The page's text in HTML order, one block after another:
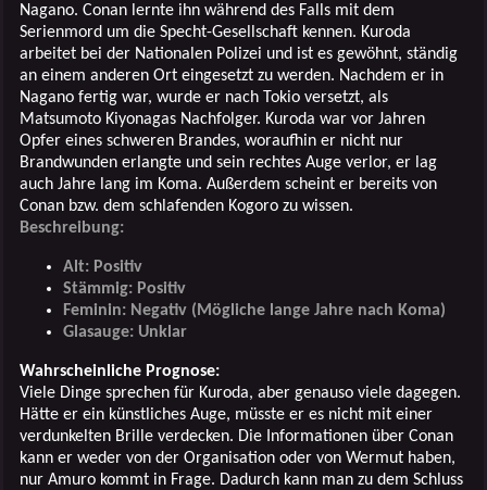
Nagano. Conan lernte ihn während des Falls mit dem
Serienmord um die Specht-Gesellschaft kennen. Kuroda
arbeitet bei der Nationalen Polizei und ist es gewöhnt, ständig
an einem anderen Ort eingesetzt zu werden. Nachdem er in
Nagano fertig war, wurde er nach Tokio versetzt, als
Matsumoto Kiyonagas Nachfolger. Kuroda war vor Jahren
Opfer eines schweren Brandes, woraufhin er nicht nur
Brandwunden erlangte und sein rechtes Auge verlor, er lag
auch Jahre lang im Koma. Außerdem scheint er bereits von
Conan bzw. dem schlafenden Kogoro zu wissen.
Beschreibung:
Alt: Positiv
Stämmig: Positiv
Feminin: Negativ (Mögliche lange Jahre nach Koma)
Glasauge: Unklar
Wahrscheinliche Prognose:
Viele Dinge sprechen für Kuroda, aber genauso viele dagegen.
Hätte er ein künstliches Auge, müsste er es nicht mit einer
verdunkelten Brille verdecken. Die Informationen über Conan
kann er weder von der Organisation oder von Wermut haben,
nur Amuro kommt in Frage. Dadurch kann man zu dem Schluss